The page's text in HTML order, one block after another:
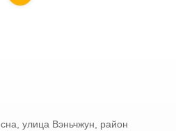
улица Вэньчжун, район